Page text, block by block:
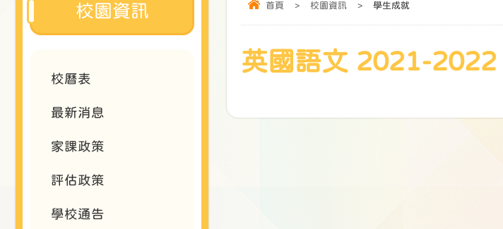
首頁 > 校園資訊 > 學生成就
英國語文 2021-2022
校園資訊
校曆表
最新消息
家課政策
評估政策
學校通告